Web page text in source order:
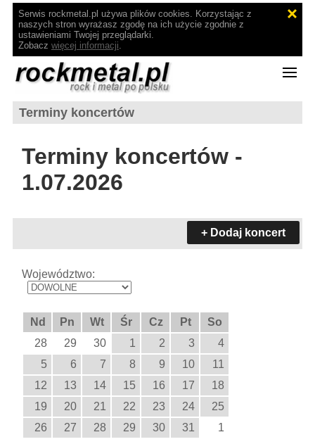
Serwis rockmetal.pl używa plików cookies. Korzystając z
naszych stron wyrażasz zgodę na ich użycie zgodnie z
ustawieniami Twojej przeglądarki.
Zobacz więcej informacji.
Terminy koncertów
Terminy koncertów -
1.07.2026
+ Dodaj koncert
Województwo:
Nd Pn Wt Śr Cz Pt
So
28
29 30 1 2 3
4
5
6 7 8 9 10
11
12
13 14 15 16 17
18
19
20 21 22 23 24
25
26
27 28 29 30 31 1